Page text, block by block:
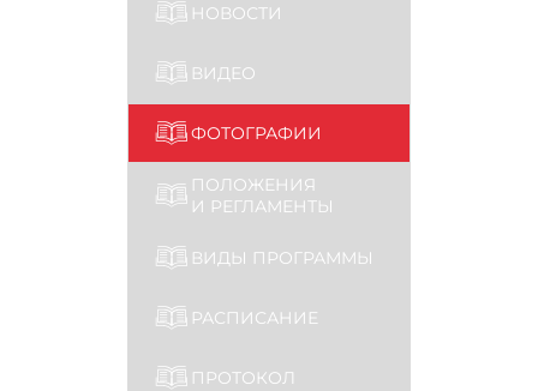
НОВОСТИ
ВИДЕО
ФОТОГРАФИИ
ПОЛОЖЕНИЯ
И РЕГЛАМЕНТЫ
ВИДЫ ПРОГРАММЫ
РАСПИСАНИЕ
ПРОТОКОЛ